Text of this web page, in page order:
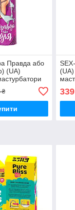
Правда або
(UA)
₴ 339